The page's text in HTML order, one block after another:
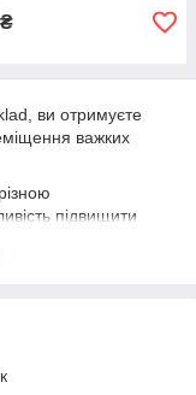
₴
ви отримуєте
важких
підвищити
бренди